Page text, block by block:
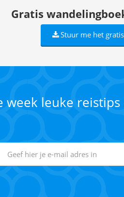
Gratis
Stuur me het
week leuke